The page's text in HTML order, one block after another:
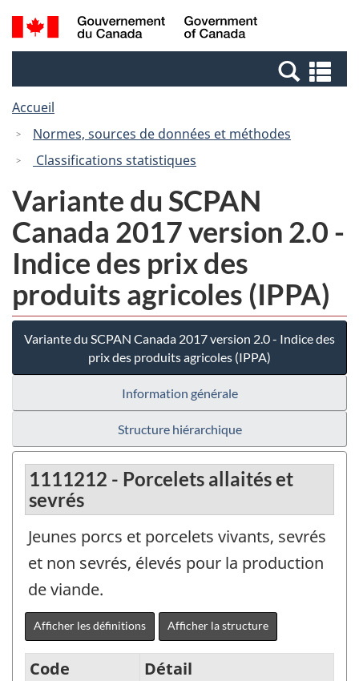
Passer
au
Passer
au
Passer
à
Canada
Recherche
et
et
Accueil
Normes, sources de données et méthodes
Classifications statistiques
Variante du SCPAN
Canada 2017 version 2.0 -
Indice des prix des
produits agricoles (IPPA)
Variante du SCPAN Canada 2017 version 2.0 - Indice des
prix des produits agricoles (IPPA)
Information générale
Structure hiérarchique
1111212 - Porcelets allaités et
sevrés
Jeunes porcs et porcelets vivants, sevrés
et non sevrés, élevés pour la production
de viande.
Afficher les définitions Afficher la structure
Code
Détail